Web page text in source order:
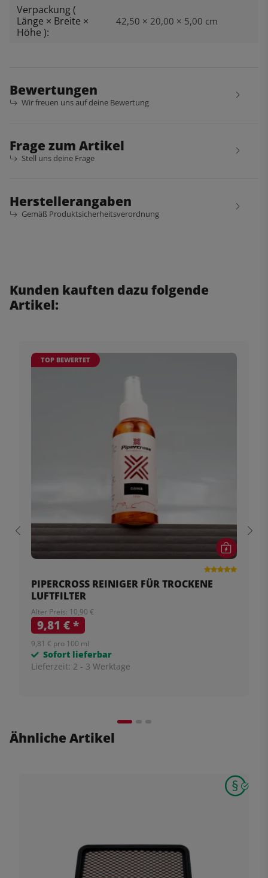
Verpackung (
Länge × Breite ×
Höhe ):
42,50 × 20,00 × 5,00 cm
Bewertungen
Wir freuen uns auf deine Bewertung
Frage zum Artikel
Stell uns deine Frage
Herstellerangaben
Gemäß Produktsicherheitsverordnung
Kunden kauften dazu folgende
Artikel:
TOP BEWERTET
PIPERCROSS REINIGER FÜR TROCKENE
LUFTFILTER
Alter Preis: 10,90 €
9,81 €*
9,81 € pro 100 ml
Sofort lieferbar
Lieferzeit: 2 - 3 Werktage
Ähnliche Artikel